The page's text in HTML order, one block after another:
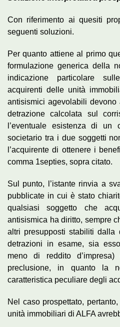
Con riferimento ai quesiti
seguenti soluzioni.
Per quanto attiene al primo
formulazione generica della
indicazione particolare
acquirenti delle unità
antisismici agevolabili
detrazione calcolata sul
l’eventuale esistenza di un
societario tra i due soggetti
l’acquirente di ottenere i
comma 1­septies, sopra citato.
Sul punto, l’istante rinvia a
pubblicate in cui è stato
qualsiasi soggetto che
antisismica ha diritto, sempre
altri presupposti stabiliti dalla
detrazioni in esame, sia
meno di reddito
preclusione, in quanto la
caratteristica peculiare degli
Nel caso prospettato,
unità immobiliari di ALFA